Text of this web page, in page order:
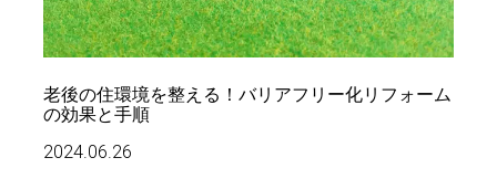
老後の住環境を整える！バリアフリー化リフォーム
の効果と手順
2024.06.26